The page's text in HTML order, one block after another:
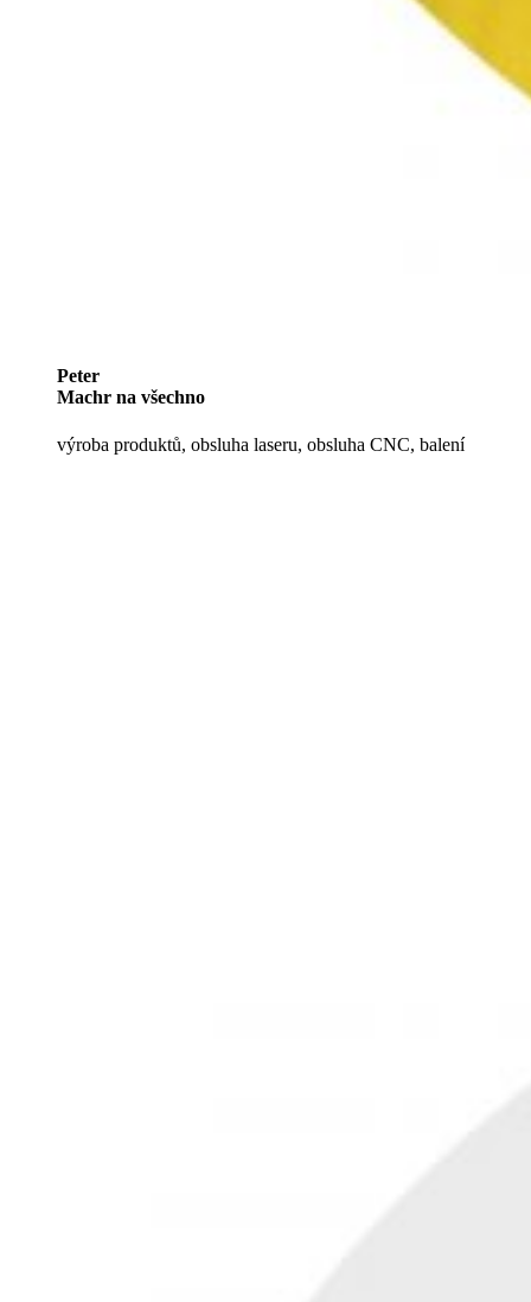
Peter
Machr na všechno
výroba produktů, obsluha laseru, obsluha CNC, balení